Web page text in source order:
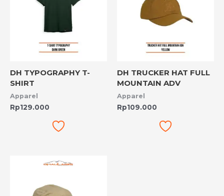
DH TYPOGRAPHY T-
SHIRT
Apparel
Rp129.000
DH TRUCKER HAT FULL
MOUNTAIN ADV
Apparel
Rp109.000